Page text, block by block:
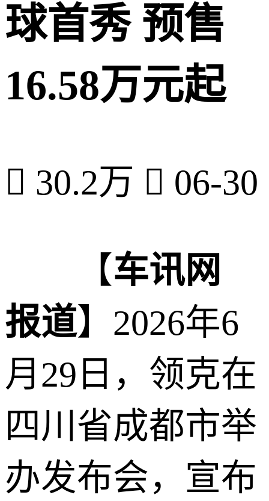
球首秀 预售
16.58万元起
 30.2万  06-30
【车讯网
报道】2026年6
月29日，领克在
四川省成都市举
办发布会，宣布